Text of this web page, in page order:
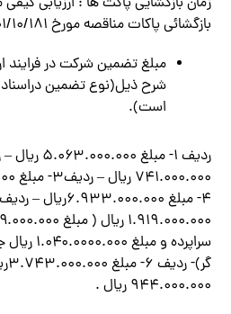
بازگشائي پاكات مناقصه مورخ ۱۴۰۱/۱۰/۱۸۱
مبلغ تضمین شرکت در فرایند
شرح ذیل(نوع تضمين
است).
سراپرده
۹۴۴.۰۰۰.۰۰۰ ریال .